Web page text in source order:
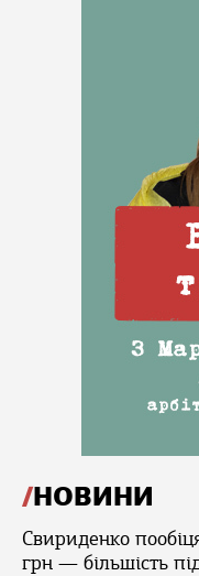
НОВИНИ
Свириденко
грн — більшість